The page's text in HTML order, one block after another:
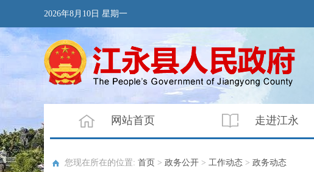
2026年8月10日 星期一
网站首页 走进江永
您现在所在的位置: 首页 > 政务公开 > 工作动态 > 政务动态